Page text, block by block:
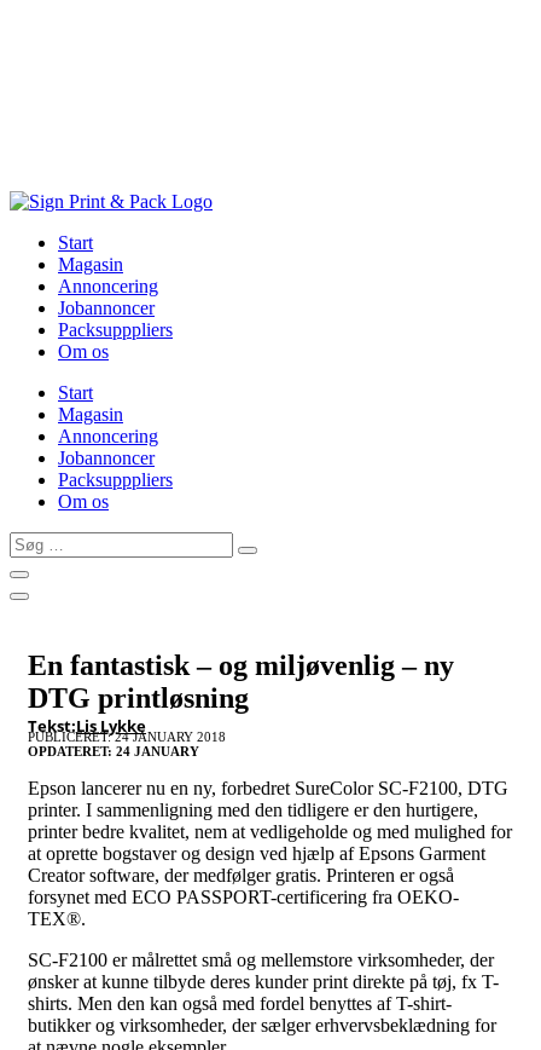
Start
Magasin
Annoncering
Jobannoncer
Packsupppliers
Om os
Start
Magasin
Annoncering
Jobannoncer
Packsupppliers
Om os
Søg
…
En fantastisk – og miljøvenlig – ny
DTG printløsning
Tekst:Lis Lykke
PUBLICERET: 24 JANUARY 2018
OPDATERET: 24 JANUARY
Epson lancerer nu en ny, forbedret SureColor SC-F2100, DTG
printer. I sammenligning med den tidligere er den hurtigere,
printer bedre kvalitet, nem at vedligeholde og med mulighed for
at oprette bogstaver og design ved hjælp af Epsons Garment
Creator software, der medfølger gratis. Printeren er også
forsynet med ECO PASSPORT-certificering fra OEKO-
TEX®.
SC-F2100 er målrettet små og mellemstore virksomheder, der
ønsker at kunne tilbyde deres kunder print direkte på tøj, fx T-
shirts. Men den kan også med fordel benyttes af T-shirt-
butikker og virksomheder, der sælger erhvervsbeklædning for